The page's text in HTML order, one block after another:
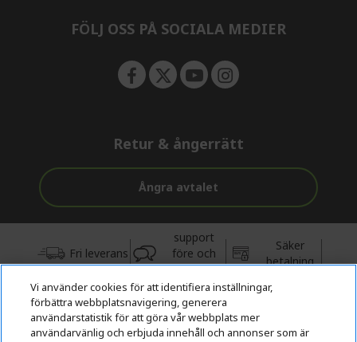
FÖLJ OSS PÅ SOCIALA MEDIER
Retur & ångerrätt
Ångra avtalet
Fri leverans
support
före och
efter köp
Säker
betalning
© 2026 Acer Inc.
CPYou BV är auktoriserad återförsäljare och försäljare av de
Vi använder cookies för att identifiera inställningar,
förbättra webbplatsnavigering, generera
användarstatistik för att göra vår webbplats mer
användarvänlig och erbjuda innehåll och annonser som är